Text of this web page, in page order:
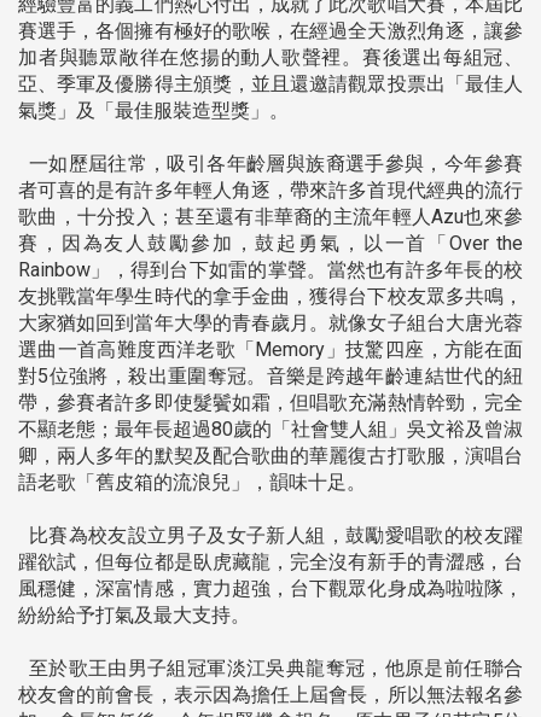
賽選手，各個擁有極好的歌喉，在經過全天激烈角逐，讓參
加者與聽眾敞徉在悠揚的動人歌聲裡。賽後選出每組冠、
亞、季軍及優勝得主頒獎，並且還邀請觀眾投票出「最佳人
氣獎」及「最佳服裝造型獎」。
一如歷屆往常，吸引各年齡層與族裔選手參與，今年參賽
者可喜的是有許多年輕人角逐，帶來許多首現代經典的流行
歌曲，十分投入；甚至還有非華裔的主流年輕人Azu也來參
賽，因為友人鼓勵參加，鼓起勇氣，以一首「Over the
Rainbow」，得到台下如雷的掌聲。當然也有許多年長的校
友挑戰當年學生時代的拿手金曲，獲得台下校友眾多共鳴，
大家猶如回到當年大學的青春歲月。就像女子組台大唐光蓉
選曲一首高難度西洋老歌「Memory」技驚四座，方能在面
對5位強將，殺出重圍奪冠。音樂是跨越年齡連結世代的紐
帶，參賽者許多即使髮鬢如霜，但唱歌充滿熱情幹勁，完全
不顯老態；最年長超過80歲的「社會雙人組」吳文裕及曾淑
卿，兩人多年的默契及配合歌曲的華麗復古打歌服，演唱台
語老歌「舊皮箱的流浪兒」，韻味十足。
比賽為校友設立男子及女子新人組，鼓勵愛唱歌的校友躍
躍欲試，但每位都是臥虎藏龍，完全沒有新手的青澀感，台
風穩健，深富情感，實力超強，台下觀眾化身成為啦啦隊，
紛紛給予打氣及最大支持。
至於歌王由男子組冠軍淡江吳典龍奪冠，他原是前任聯合
校友會的前會長，表示因為擔任上屆會長，所以無法報名參